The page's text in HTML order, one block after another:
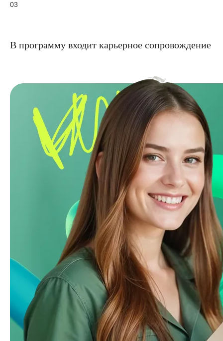
03
В программу входит карьерное сопровождение